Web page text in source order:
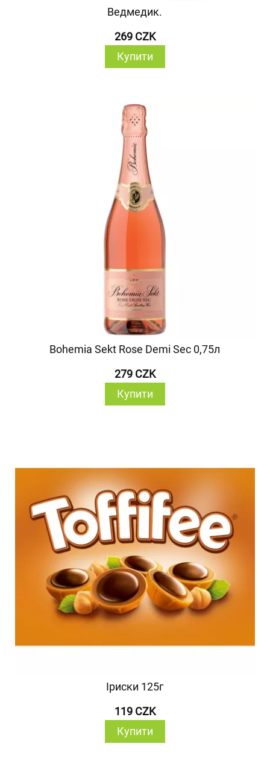
Ведмедик.
269 CZK
Купити
Bohemia Sekt Rose Demi Sec 0,75л
279 CZK
Купити
Іриски 125г
119 CZK
Купити